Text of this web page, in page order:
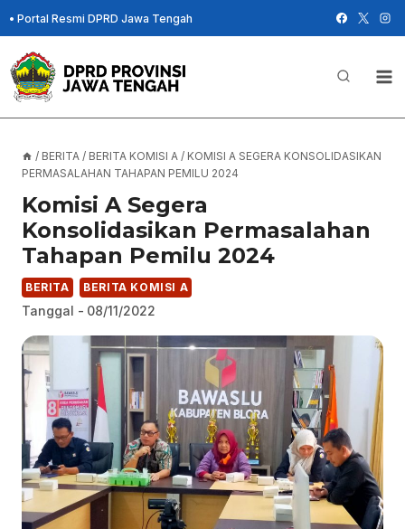
Skip
to
content
• Portal Resmi DPRD Jawa Tengah
/ BERITA / BERITA KOMISI A / KOMISI A SEGERA KONSOLIDASIKAN
PERMASALAHAN TAHAPAN PEMILU 2024
Komisi A Segera
Konsolidasikan Permasalahan
Tahapan Pemilu 2024
BERITA BERITA KOMISI A
Tanggal - 08/11/2022